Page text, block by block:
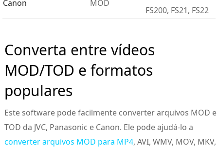
Canon MOD
FS200, FS21, FS22
Converta entre vídeos
MOD/TOD e formatos
populares
Este software pode facilmente converter arquivos MOD e
TOD da JVC, Panasonic e Canon. Ele pode ajudá-lo a
converter arquivos MOD para MP4, AVI, WMV, MOV, MKV,